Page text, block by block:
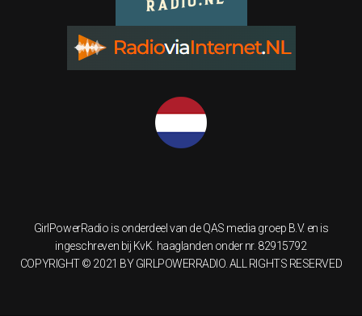
GirlPowerRadio is onderdeel van de QAS media groep B.V. en is
ingeschreven bij KvK. haaglanden onder nr. 82915792
COPYRIGHT © 2021 BY GIRLPOWERRADIO. ALL RIGHTS RESERVED